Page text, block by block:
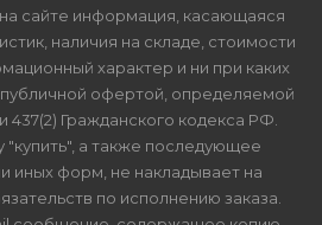
сайте информация, касающаяся
наличия на складе, стоимости
характер и ни при каких
публичной офертой, определяемой
Гражданского кодекса РФ.
"купить", а также последующее
иных форм, не накладывает на
по исполнению заказа.